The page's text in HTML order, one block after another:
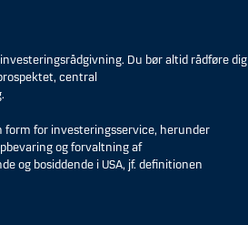
Du bør altid rådføre dig
central
form for investeringsservice, herunder
og forvaltning af
og bosiddende i USA, jf. definitionen